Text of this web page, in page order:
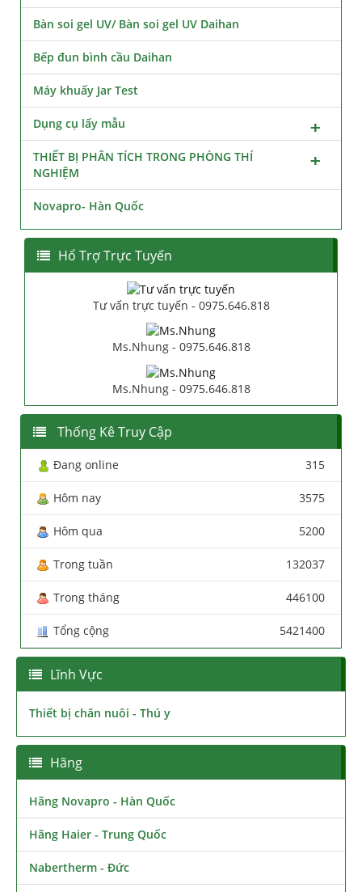
Bàn soi gel UV/ Bàn soi gel UV Daihan
Bếp đun bình cầu Daihan
Máy khuấy Jar Test
Dụng cụ lấy mẫu
THIẾT BỊ PHÂN TÍCH TRONG PHÒNG THÍ
NGHIỆM
Novapro- Hàn Quốc
Hổ Trợ Trực Tuyến
Tư vấn trực tuyến - 0975.646.818
Ms.Nhung - 0975.646.818
Ms.Nhung - 0975.646.818
Thống Kê Truy Cập
Đang online 315
Hôm nay 3575
Hôm qua 5200
Trong tuần 132037
Trong tháng 446100
Tổng cộng 5421400
Lĩnh Vực
Thiết bị chăn nuôi - Thú y
Hãng
Hãng Novapro - Hàn Quốc
Hãng Haier - Trung Quốc
Nabertherm - Đức